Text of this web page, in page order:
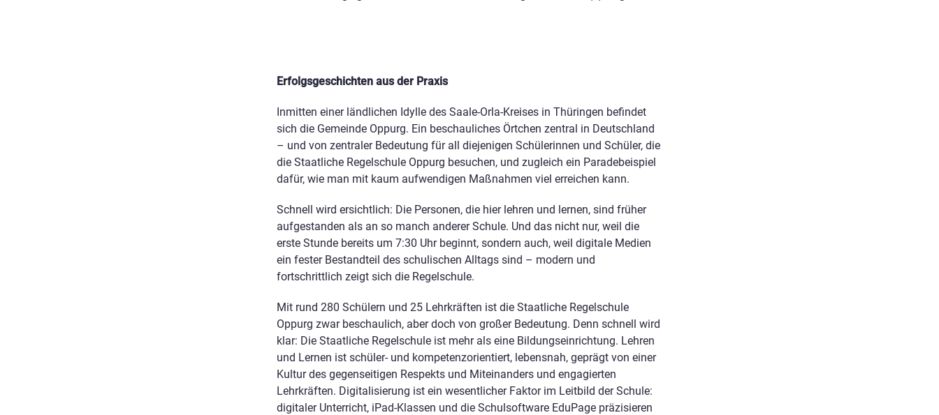
Erfolgsgeschichten aus der Praxis
Inmitten einer ländlichen Idylle des Saale-Orla-Kreises in Thüringen befindet
sich die Gemeinde Oppurg. Ein beschauliches Örtchen zentral in Deutschland
– und von zentraler Bedeutung für all diejenigen Schülerinnen und Schüler, die
die Staatliche Regelschule Oppurg besuchen, und zugleich ein Paradebeispiel
dafür, wie man mit kaum aufwendigen Maßnahmen viel erreichen kann.
Schnell wird ersichtlich: Die Personen, die hier lehren und lernen, sind früher
aufgestanden als an so manch anderer Schule. Und das nicht nur, weil die
erste Stunde bereits um 7:30 Uhr beginnt, sondern auch, weil digitale Medien
ein fester Bestandteil des schulischen Alltags sind – modern und
fortschrittlich zeigt sich die Regelschule.
Mit rund 280 Schülern und 25 Lehrkräften ist die Staatliche Regelschule
Oppurg zwar beschaulich, aber doch von großer Bedeutung. Denn schnell wird
klar: Die Staatliche Regelschule ist mehr als eine Bildungseinrichtung. Lehren
und Lernen ist schüler- und kompetenzorientiert, lebensnah, geprägt von einer
Kultur des gegenseitigen Respekts und Miteinanders und engagierten
Lehrkräften. Digitalisierung ist ein wesentlicher Faktor im Leitbild der Schule:
digitaler Unterricht, iPad-Klassen und die Schulsoftware EduPage präzisieren